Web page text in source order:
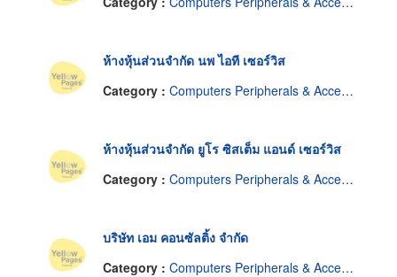
ห้างหุ้นส่วนจำกัด นพ ไอที เซอร์วิส
Category : Computers Peripherals & Accessories-Dealers
ห้างหุ้นส่วนจำกัด ยูโร ซิสเต็ม แอนด์ เซอร์วิส
Category : Computers Peripherals & Accessories-Dealers
บริษัท เอม คอนซัลติ้ง จำกัด
Category : Computers Peripherals & Accessories-Dealers